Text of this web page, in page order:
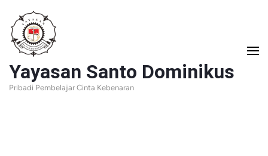
Lompat
ke
konten
(Tekan
Enter)
Yayasan Santo Dominikus
Pribadi Pembelajar Cinta Kebenaran